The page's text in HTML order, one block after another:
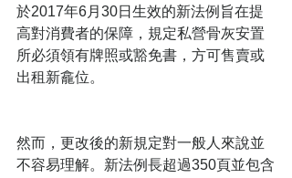
於2017年6月30日生效的新法例旨在提
高對消費者的保障，規定私營骨灰安置
所必須領有牌照或豁免書，方可售賣或
出租新龕位。
然而，更改後的新規定對一般人來說並
不容易理解。新法例長超過350頁並包含